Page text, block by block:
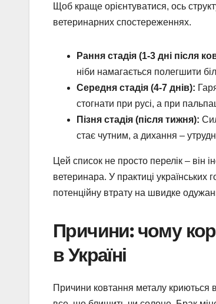
Щоб краще орієнтуватися, ось
ветеринарних спостереженнях.
Рання стадія (1-3 дні після
ніби намагається полегшити
Середня стадія (4-7 днів):
стогнати при русі, а при
Пізня стадія (після тижня):
стає чутним, а дихання –
Цей список не просто перелік – він
ветеринара. У практиці
потенційну втрату на швидке
Причини: чому
в Україні
Причини ковтання металу криються